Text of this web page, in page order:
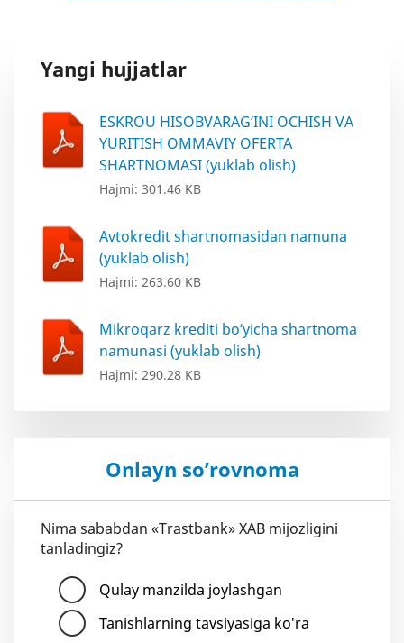
Yangi hujjatlar
ESKROU HISOBVARAG‘INI OCHISH VA
YURITISH OMMAVIY OFERTA
SHARTNOMASI (yuklab olish)
Hajmi: 301.46 KB
Avtokredit shartnomasidan namuna
(yuklab olish)
Hajmi: 263.60 KB
Mikroqarz krediti bo‘yicha shartnoma
namunasi (yuklab olish)
Hajmi: 290.28 KB
Onlayn so’rovnoma
Nima sababdan «Trastbank» XAB mijozligini
tanladingiz?
Qulay manzilda joylashgan
Tanishlarning tavsiyasiga ko'ra